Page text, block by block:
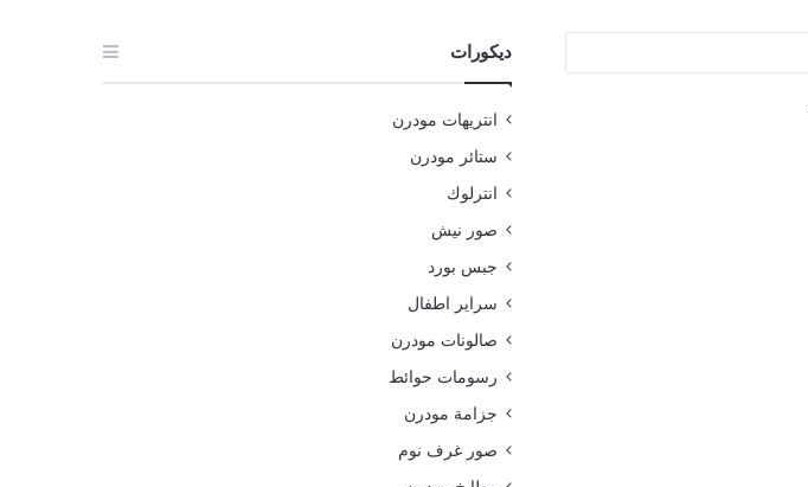
ديكورات
انتريهات مودرن
ستائر مودرن
انترلوك
صور نيش
جبس بورد
سراير اطفال
صالونات مودرن
رسومات حوائط
جزامة مودرن
صور غرف نوم